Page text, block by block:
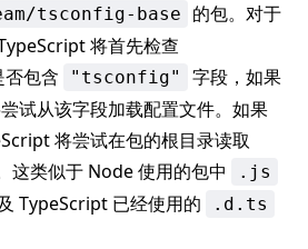
tsconfig-base
的包。对于
将首先检查
否包含 "tsconfig"
字段，如果
试从该字段加载配置文件。如果
将尝试在包的根目录读取
这类似于 Node 使用的包中 .js
TypeScript 已经使用的 .d.ts